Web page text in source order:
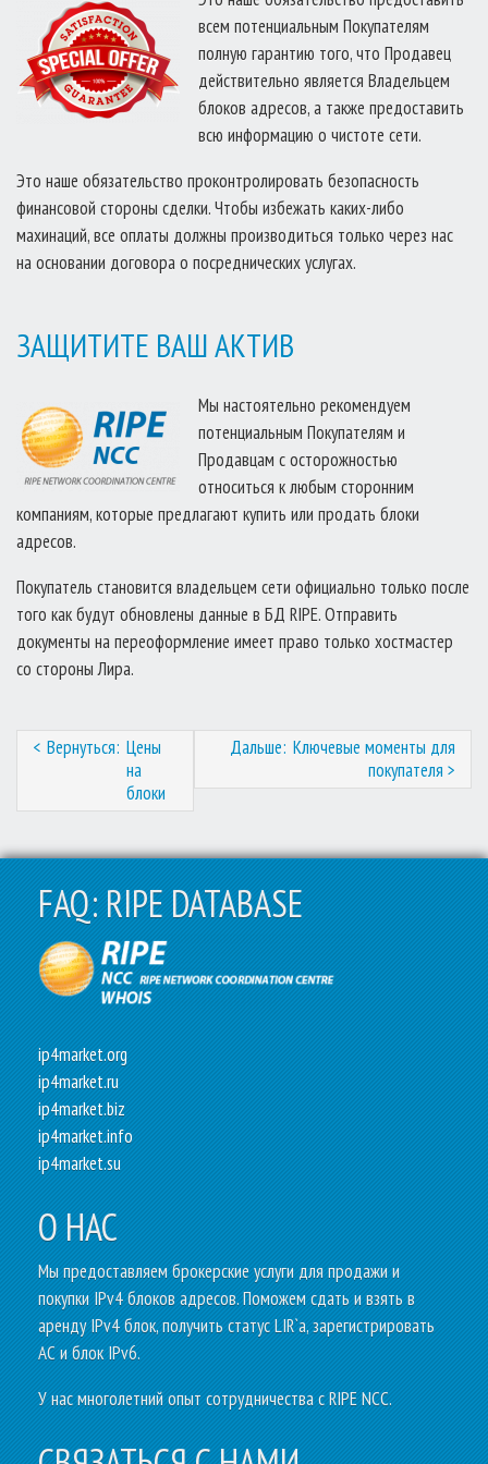
всем потенциальным Покупателям
полную гарантию того, что Продавец
действительно является Владельцем
блоков адресов, а также предоставить
всю информацию о чистоте сети.
Это наше обязательство проконтролировать безопасность
финансовой стороны сделки. Чтобы избежать каких-либо
махинаций, все оплаты должны производиться только через нас
на основании договора о посреднических услугах.
ЗАЩИТИТЕ ВАШ АКТИВ
Мы настоятельно рекомендуем
потенциальным Покупателям и
Продавцам с осторожностью
относиться к любым сторонним
компаниям, которые предлагают купить или продать блоки
адресов.
Покупатель становится владельцем сети официально только после
того как будут обновлены данные в БД RIPE. Отправить
документы на переоформление имеет право только хостмастер
со стороны Лира.
Навигация
Цены
на
блоки
Ключевые моменты для
покупателя
FAQ: RIPE DATABASE
ip4market.org
ip4market.ru
ip4market.biz
ip4market.info
ip4market.su
О НАС
Mы предоставляем брокерские услуги для продажи и
покупки IPv4 блоков адресов. Поможем сдать и взять в
аренду IPv4 блок, получить статус LIR`a, зарегистрировать
АС и блок IPv6.
У нас многолетний опыт сотрудничества с RIPE NCC.